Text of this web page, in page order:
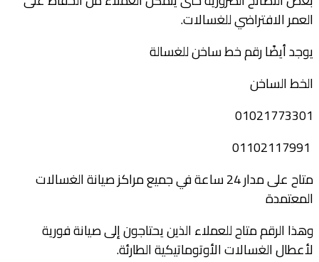
العمر الافتراضي للغسالات.
يوجد أيضًا رقم خط ساخن للغسالة
الخط الساخن
01021773301
متاح على مدار 24 ساعة في جميع مراكز صيانة الغسالات
المعتمدة
وهذا الرقم متاح للعملاء الذين يحتاجون إلى صيانة فورية
لأعطال الغسالات الأوتوماتيكية الطارئة.